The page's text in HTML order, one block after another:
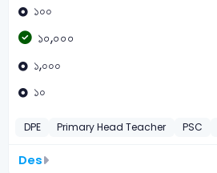
১০০
১০,০০০
১,০০০
১০
DPE Primary Head Teacher PSC
Des